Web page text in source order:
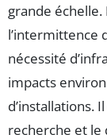
grande
l’intermittence
nécessité
impacts
d’installations.
recherche et